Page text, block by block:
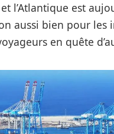
l’Atlantique est
aussi bien pour les
en quête